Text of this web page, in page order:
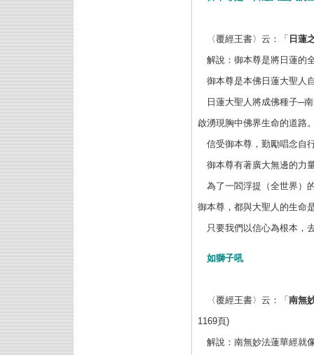
〈覆經王書〉云：「 日蓮
解說：御本尊是將日蓮的
御本尊是本佛日蓮大聖人
日蓮大聖人將成佛種子─
啟湧現胸中佛界生命的道路
信受御本尊，勤勵唱念自
御本尊有著廣大無邊的力
為了一閻浮提（全世界）
御本尊，都與大聖人的生命
只要我們以信心為根本，
如獅子吼
〈覆經王書〉云：「 南無
1169頁)
解說：南無妙法蓮華經就